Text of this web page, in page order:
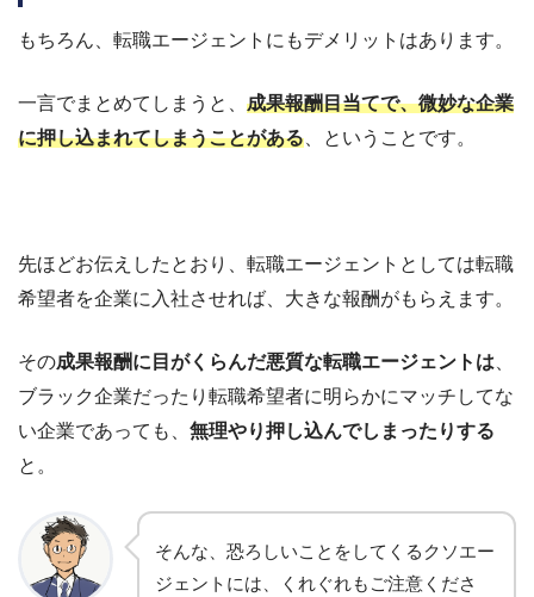
もちろん、転職エージェントにもデメリットはあります。
一言でまとめてしまうと、 成果報酬目当てで、微妙な企業
に押し込まれてしまうことがある、ということです。
先ほどお伝えしたとおり、転職エージェントとしては転職
希望者を企業に入社させれば、大きな報酬がもらえます。
その成果報酬に目がくらんだ悪質な転職エージェントは、
ブラック企業だったり転職希望者に明らかにマッチしてな
い企業であっても、 無理やり押し込んでしまったりする
と。
そんな、恐ろしいことをしてくるクソエー
ジェントには、くれぐれもご注意くださ